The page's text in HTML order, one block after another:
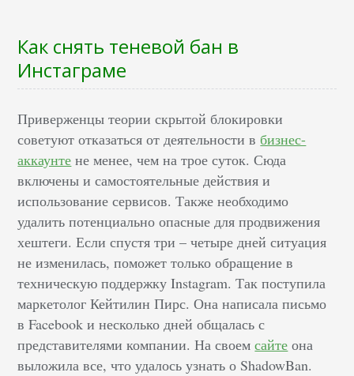
Как снять теневой бан в
Инстаграме
Приверженцы теории скрытой блокировки
советуют отказаться от деятельности вбизнес-
аккаунте не менее, чем на трое суток. Сюда
включены и самостоятельные действия и
использование сервисов. Также необходимо
удалить потенциально опасные для продвижения
хештеги. Если спустя три – четыре дней ситуация
не изменилась, поможет только обращение в
техническую поддержку Instagram. Так поступила
маркетолог Кейтилин Пирс. Она написала письмо
в Facebook и несколько дней общалась с
представителями компании. На своемсайте она
выложила все, что удалось узнать о ShadowBan.